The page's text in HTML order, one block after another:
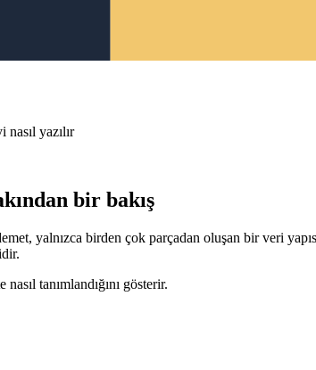
yazılır
bir bakış
tanımlandığını gösterir.